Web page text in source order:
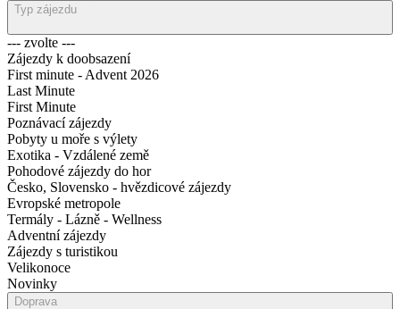
Typ zájezdu
--- zvolte ---
Zájezdy k doobsazení
First minute - Advent 2026
Last Minute
First Minute
Poznávací zájezdy
Pobyty u moře s výlety
Exotika - Vzdálené země
Pohodové zájezdy do hor
Česko, Slovensko - hvězdicové zájezdy
Evropské metropole
Termály - Lázně - Wellness
Adventní zájezdy
Zájezdy s turistikou
Velikonoce
Novinky
Doprava